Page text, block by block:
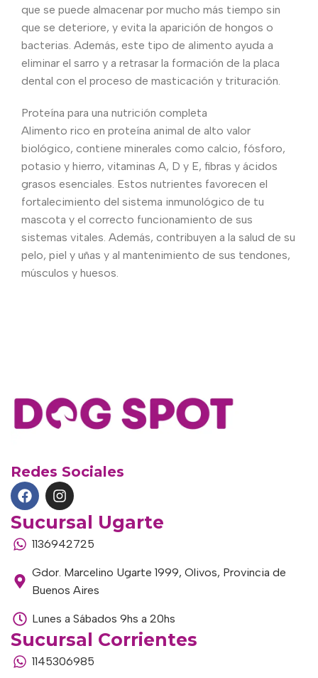
que se puede almacenar por mucho más tiempo sin
que se deteriore, y evita la aparición de hongos o
bacterias. Además, este tipo de alimento ayuda a
eliminar el sarro y a retrasar la formación de la placa
dental con el proceso de masticación y trituración.
Proteína para una nutrición completa
Alimento rico en proteína animal de alto valor
biológico, contiene minerales como calcio, fósforo,
potasio y hierro, vitaminas A, D y E, fibras y ácidos
grasos esenciales. Estos nutrientes favorecen el
fortalecimiento del sistema inmunológico de tu
mascota y el correcto funcionamiento de sus
sistemas vitales. Además, contribuyen a la salud de su
pelo, piel y uñas y al mantenimiento de sus tendones,
músculos y huesos.
Redes Sociales
Sucursal Ugarte
1136942725
Gdor. Marcelino Ugarte 1999, Olivos, Provincia de
Buenos Aires
Lunes a Sábados 9hs a 20hs
Sucursal Corrientes
1145306985